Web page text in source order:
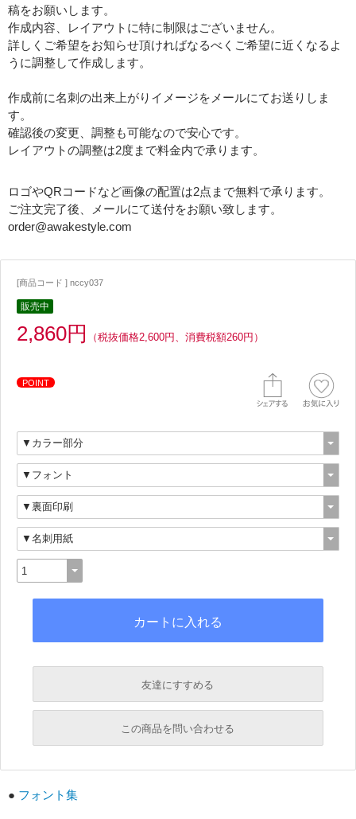
稿をお願いします。
作成内容、レイアウトに特に制限はございません。
詳しくご希望をお知らせ頂ければなるべくご希望に近くなるよ
うに調整して作成します。
作成前に名刺の出来上がりイメージをメールにてお送りしま
す。
確認後の変更、調整も可能なので安心です。
レイアウトの調整は2度まで料金内で承ります。
ロゴやQRコードなど画像の配置は2点まで無料で承ります。
ご注文完了後、メールにて送付をお願い致します。
order@awakestyle.com
[商品コード ] nccy037
販売中
2,860円 （税抜価格2,600円、消費税額260円）
POINT
友達にすすめる
必須
この商品を問い合わせる
● フォント集